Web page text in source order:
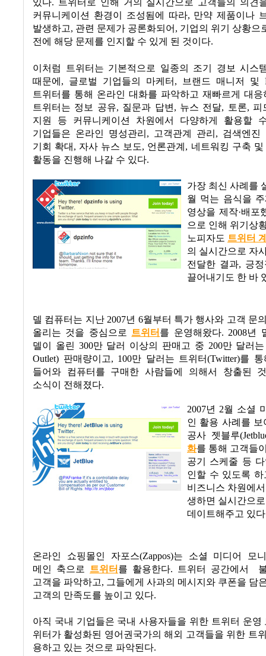
있다. 트위터로 인해 거의 실시간으로 고객들의 의견
커뮤니케이션 환경이 조성됨에 따라, 만약 제품이나
발생하고, 관련 문제가 공론화되어 , 기업의 위기 상황으
전에 해당 문제를 인지할 수 있게 된 것이다.
이처럼 트위터는 기본적으로 일종의 조기 경보 시스
때문에 , 글로벌 기업들의 마케터 , 브랜드 매니저 및
트위터를 통해 온라인 대화를 파악하고 재빠르게 대응
트위터는 정보 공유, 질문과 답변, 뉴스 전달, 토론, 피
지원 등 커뮤니케이션 차원에서 다양하게 활용할
기업들은 온라인 명성관리 , 고객관계 관리 , 검색엔진
기회 확대 , 자사 뉴스 보도, 언론관계 , 네트워킹 구축
활동을 진행해 나갈 수 있다.
가장 최신 사례를
월 먹는 음식을
영상을 제작·배포
으로 인해 위기상
노피자도 트위터
의 실시간으로 자
전달한 결과, 긍
끌어내기도 한 바
델 컴퓨터는 지난2007년 6월부터 특가 행사와 고객 문
올리는 것을 중심으로 트위터 를 운영해왔다. 2008년
델이 올린 300만 달러 이상의 판매고 중 200만 달러
Outlet) 판매량이고, 100만 달러는 트위터(Twitter)를 통
들어와 컴퓨터를 구매한 사람들에 의해서 창출된
소식이 전해졌다.
2007년 2월 소셜
인 활용 사례를
공사 젯블루
화를 통해 고객들
공기 스케줄 등
인할 수 있도록
비즈니스 차원에
생하면 실시간으
데이트해주고 있다
온라인 쇼핑몰인 자포스(Zappos)는 소셜 미디어 모
메인 축으로 트위터 를 활용한다. 트위터 공간에서
고객을 파악하고, 그들에게 사과의 메시지와 쿠폰을 담
고객의 만족도를 높이고 있다.
아직 국내 기업들은 국내 사용자들을 위한 트위터 운영
위터가 활성화된 영어권국가의 해외 고객들을 위한 트
용하고 있는 것으로 파악된다.